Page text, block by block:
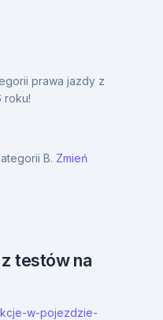
prawa jazdy z
roku!
B. Zmień
testów na
w-pojezdzie-